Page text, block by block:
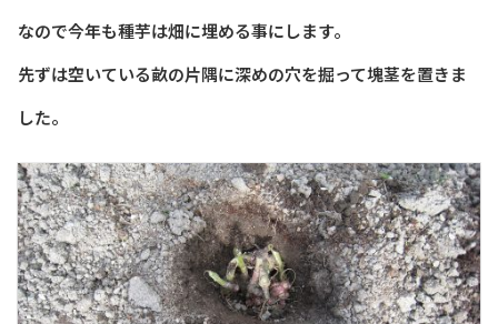
なので今年も種芋は畑に埋める事にします。
先ずは空いている畝の片隅に深めの穴を掘って塊茎を置きま
した。